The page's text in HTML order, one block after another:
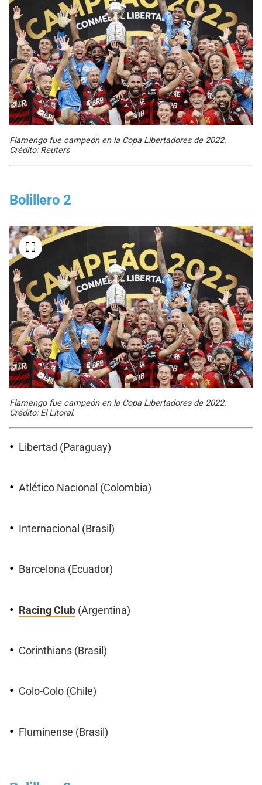
Flamengo fue campeón en la Copa Libertadores de 2022.
Crédito: Reuters
Bolillero 2
Flamengo fue campeón en la Copa Libertadores de 2022.
Crédito: El Litoral.
Libertad (Paraguay)
Atlético Nacional (Colombia)
Internacional (Brasil)
Barcelona (Ecuador)
Racing Club (Argentina)
Corinthians (Brasil)
Colo-Colo (Chile)
Fluminense (Brasil)